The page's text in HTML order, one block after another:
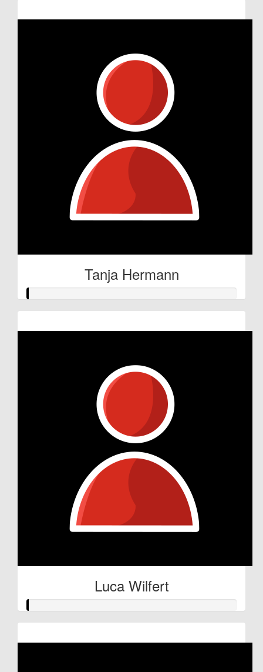
Tanja Hermann
Luca Wilfert